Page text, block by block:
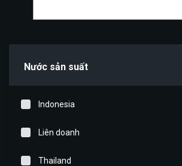
Nước sản suất
Indonesia
Liên doanh
Thailand